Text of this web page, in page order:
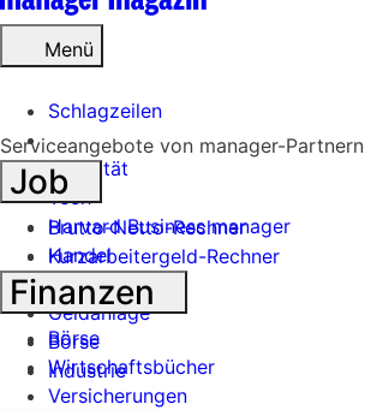
Menü
Schlagzeilen
Mobilität
Tech
Harvard Business manager
Handel
Banken
Geldanlage
Börse
Industrie
Serviceangebote von manager-Partnern
Job
Brutto-Netto-Rechner
Kurzarbeitergeld-Rechner
Finanzen
Börse
Wirtschaftsbücher
Versicherungen